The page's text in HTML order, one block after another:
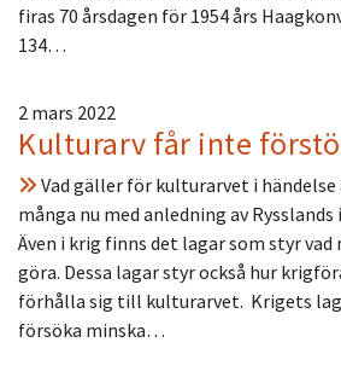
firas 70 årsdagen för 1954 års
134…
2 mars 2022
Kulturarv får inte
Vad gäller för kulturarvet i händelse
många nu med anledning av Rysslands
Även i krig finns det lagar som styr
göra. Dessa lagar styr också hur
förhålla sig till kulturarvet. Krigets
försöka minska…